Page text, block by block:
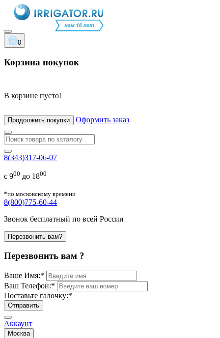
0
Корзина покупок
В корзине пусто!
Продолжить покупки Оформить заказ
8(343)317-06-07
с 900 до 1800
*по московскому времени
8(800)775-60-44
Звонок бесплатный по всей России
Перезвонить вам?
Перезвонить вам ?
Ваше Имя:*
Ваш Телефон:*
Поставьте галочку:*
Отправить
Аккаунт
Москва